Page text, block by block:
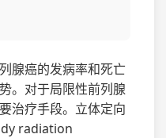
腺癌的发病率和死亡
。对于局限性前列腺
治疗手段。立体定向
radiation